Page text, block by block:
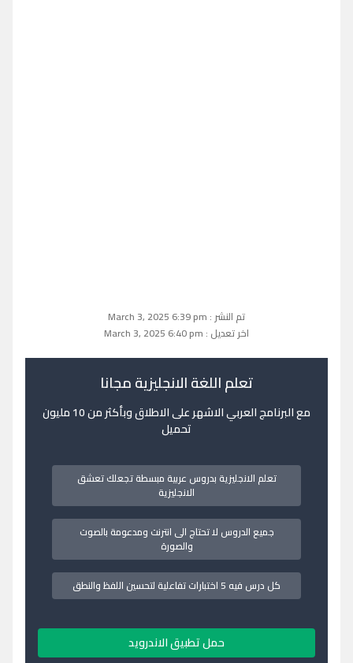
تم النشر : March 3, 2025 6:39 pm
اخر تعديل : March 3, 2025 6:40 pm
تعلم اللغة الانجليزية مجانا
مع البرنامج العربي الاشهر على الاطلاق وبأكثر من 10 مليون
تحميل
تعلم الانجليزية بدروس عربية مبسطة تجعلك تعشق
الانجليزية
جميع الدروس لا تحتاج الى انترنت ومدعومة بالصوت
والصورة
كل درس فيه 5 اختبارات تفاعلية لتحسين اللفظ والنطق
حمل تطبيق الاندرويد